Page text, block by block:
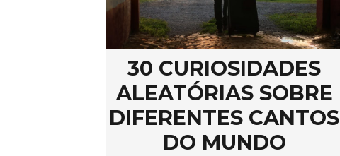
30 CURIOSIDADES
ALEATÓRIAS SOBRE
DIFERENTES CANTOS
DO MUNDO